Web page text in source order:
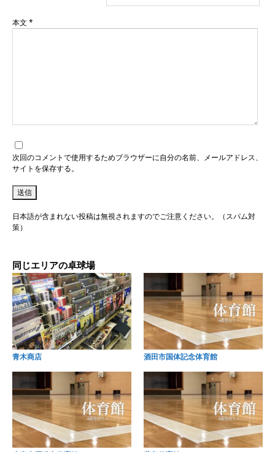
本文 *
次回のコメントで使用するためブラウザーに自分の名前、メールアドレス、
サイトを保存する。
日本語が含まれない投稿は無視されますのでご注意ください。（スパム対
策）
同じエリアの卓球場
青木商店 酒田市国体記念体育館